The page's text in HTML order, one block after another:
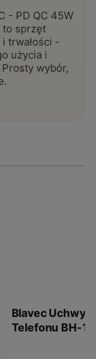
- PD QC 45W
to sprzęt
trwałości -
użycia i
wybór,
Blavec Uchwyt
Telefonu BH-